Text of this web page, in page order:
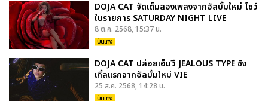
DOJA CAT จัดเต็มสองเพลงจากอัลบั้มใหม่ โชว์
ในรายการ SATURDAY NIGHT LIVE
8 ต.ค. 2568, 15:37 น.
บันเทิง
DOJA CAT ปล่อยเอ็มวี JEALOUS TYPE ซิง
เกิ้ลแรกจากอัลบั้มใหม่ VIE
25 ส.ค. 2568, 14:28 น.
บันเทิง